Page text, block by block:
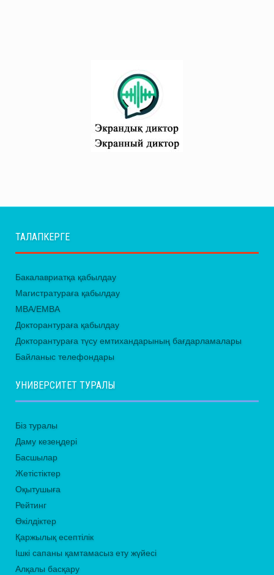
ТАЛАПКЕРГЕ
Бакалавриатқа қабылдау
Магистратураға қабылдау
MBA/EMBA
Докторантураға қабылдау
Докторантураға түсу емтихандарының бағдарламалары
Байланыс телефондары
УНИВЕРСИТЕТ ТУРАЛЫ
Біз туралы
Даму кезеңдері
Басшылар
Жетістіктер
Оқытушыға
Рейтинг
Өкілдіктер
Қаржылық есептілік
Ішкі сапаны қамтамасыз ету жүйесі
Алқалы басқару